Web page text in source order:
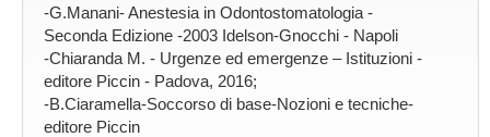
-G.Manani- Anestesia in Odontostomatologia -
Seconda Edizione -2003 Idelson-Gnocchi - Napoli
-Chiaranda M. - Urgenze ed emergenze – Istituzioni -
editore Piccin - Padova, 2016;
-B.Ciaramella-Soccorso di base-Nozioni e tecniche-
editore Piccin